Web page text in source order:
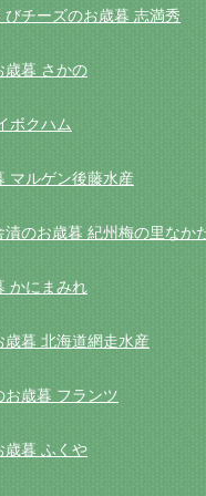
びチーズのお歳暮 志満秀
歳暮 さかの
ボクハム
マルゲン後藤水産
漬のお歳暮 紀州梅の里なか
かにまみれ
歳暮 北海道網走水産
お歳暮 フランツ
歳暮 ふくや